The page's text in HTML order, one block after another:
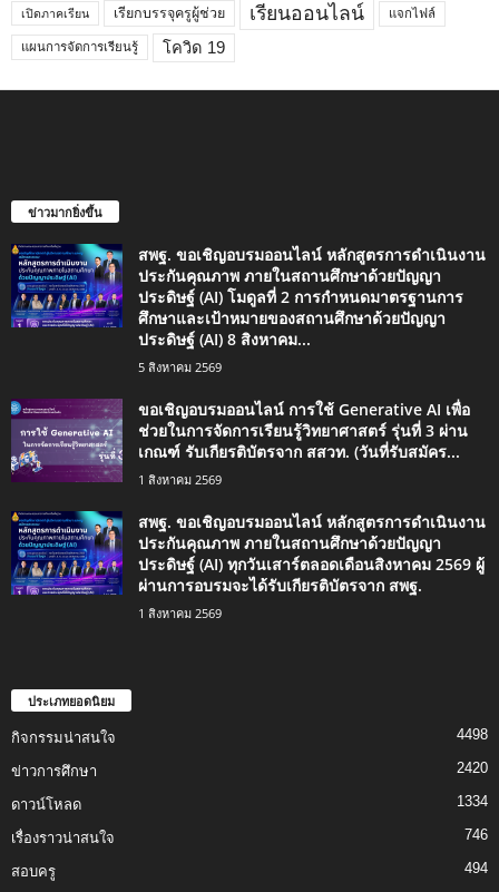
เปิดภาคเรียน เรียกบรรจุครูผู้ช่วย เรียนออนไลน์ แจกไฟล์
แผนการจัดการเรียนรู้ โควิด 19
ข่าวมากยิ่งขึ้น
สพฐ. ขอเชิญอบรมออนไลน์ หลักสูตรการดำเนินงาน
ประกันคุณภาพ ภายในสถานศึกษาด้วยปัญญา
ประดิษฐ์ (AI) โมดูลที่ 2 การกำหนดมาตรฐานการ
ศึกษาและเป้าหมายของสถานศึกษาด้วยปัญญา
ประดิษฐ์ (AI) 8 สิงหาคม...
5 สิงหาคม 2569
ขอเชิญอบรมออนไลน์ การใช้ Generative AI เพื่อ
ช่วยในการจัดการเรียนรู้วิทยาศาสตร์ รุ่นที่ 3 ผ่าน
เกณฑ์ รับเกียรติบัตรจาก สสวท. (วันที่รับสมัคร...
1 สิงหาคม 2569
สพฐ. ขอเชิญอบรมออนไลน์ หลักสูตรการดำเนินงาน
ประกันคุณภาพ ภายในสถานศึกษาด้วยปัญญา
ประดิษฐ์ (AI) ทุกวันเสาร์ตลอดเดือนสิงหาคม 2569 ผู้
ผ่านการอบรมจะได้รับเกียรติบัตรจาก สพฐ.
1 สิงหาคม 2569
ประเภทยอดนิยม
กิจกรรมน่าสนใจ 4498
ข่าวการศึกษา 2420
ดาวน์โหลด 1334
เรื่องราวน่าสนใจ 746
สอบครู 494